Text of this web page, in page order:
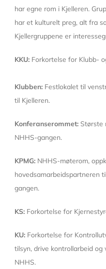
har egne rom i Kjelleren.
har et kulturelt preg, alt fra
Kjellergruppene er
KKU: Forkortelse for Klubb-
Klubben: Festlokalet til
til Kjelleren.
Konferanserommet: Største
NHHS-gangen.
KPMG: NHHS-møterom,
hovedsamarbeidspartneren
gangen.
KS: Forkortelse for
KU: Forkortelse for
tilsyn, drive kontrollarbeid
NHHS.